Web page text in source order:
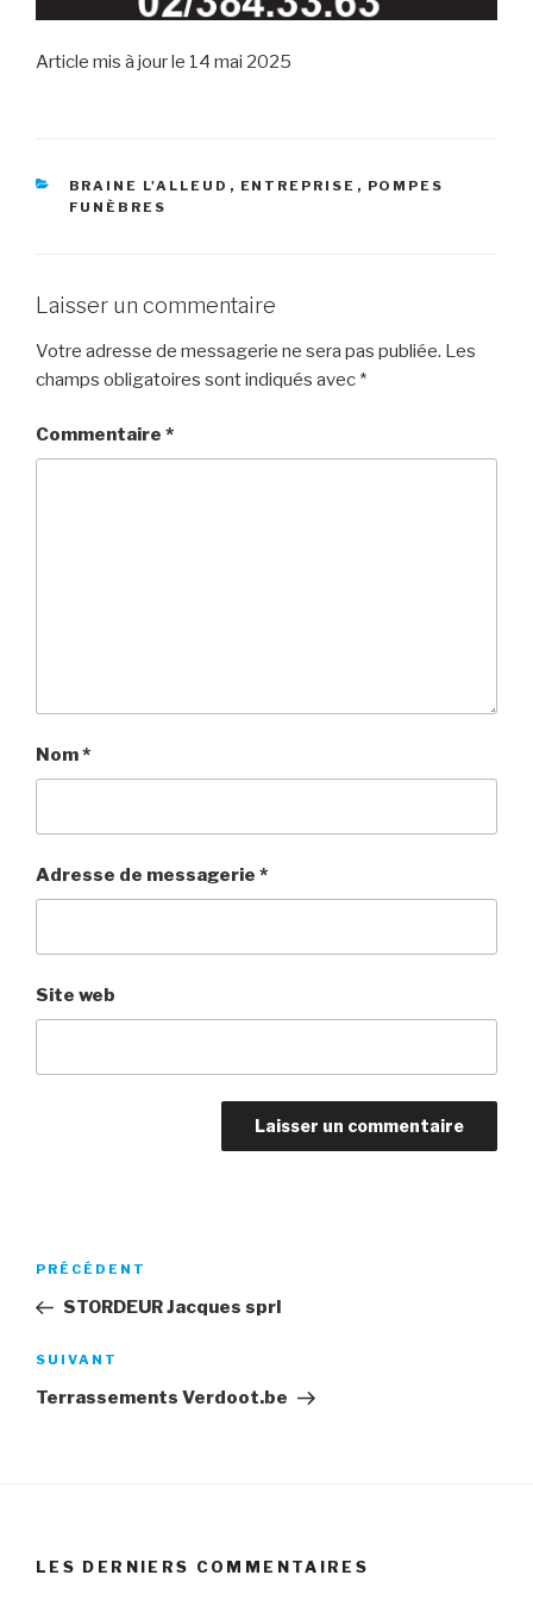
Article mis à jour le 14 mai 2025
RUBRIQUES
BRAINE L'ALLEUD , ENTREPRISE , POMPES
FUNÈBRES
Laisser un commentaire
Votre adresse de messagerie ne sera pas publiée. Les
champs obligatoires sont indiqués avec *
Commentaire *
Nom*
Adresse de messagerie *
Site web
Navigation
l’article
Article
précédent
PRÉCÉDENT
STORDEUR Jacques sprl
Article
suivant
SUIVANT
Terrassements Verdoot.be
LES DERNIERS COMMENTAIRES